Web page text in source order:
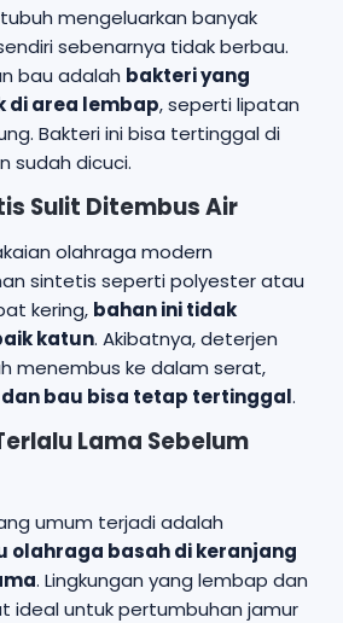
mengeluarkan banyak
sebenarnya tidak berbau.
bau adalah bakteri yang
di area lembap, seperti lipatan
Bakteri ini bisa tertinggal di
sudah dicuci.
Sulit Ditembus Air
olahraga modern
sintetis seperti polyester atau
kering, bahan ini tidak
katun. Akibatnya, deterjen
menembus ke dalam serat,
bau bisa tetap tertinggal.
Lama Sebelum
umum terjadi adalah
olahraga basah di keranjang
. Lingkungan yang lembap dan
ideal untuk pertumbuhan jamur